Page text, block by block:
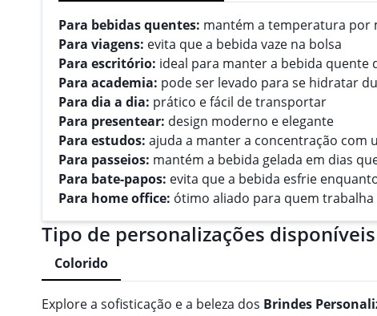
Para bebidas quentes: mantém a temperatura por
Para viagens: evita que a bebida vaze na bolsa
Para escritório: ideal para manter a bebida
Para academia: pode ser levado para se hidratar
Para dia a dia: prático e fácil de transportar
Para presentear: design moderno e elegante
Para estudos: ajuda a manter a concentração com
Para passeios: mantém a bebida gelada em dias
Para bate-papos: evita que a bebida esfrie
Para home office: ótimo aliado para quem trabalha
Tipo de personalizações
Colorido
Explore a sofisticação e a beleza dos Brindes